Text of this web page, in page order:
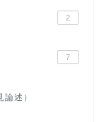
2
7
述）